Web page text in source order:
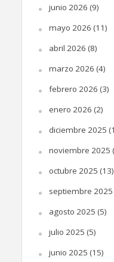
junio 2026 (9)
mayo 2026 (11)
abril 2026 (8)
marzo 2026 (4)
febrero 2026 (3)
enero 2026 (2)
diciembre 2025
noviembre 2025
octubre 2025 (13)
septiembre 2025
agosto 2025 (5)
julio 2025 (5)
junio 2025 (15)